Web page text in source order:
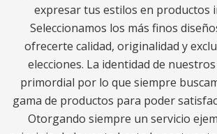
expresar tus estilos en productos
Seleccionamos los más finos
ofrecerte calidad, originalidad y
elecciones. La identidad de
primordial por lo que siempre
gama de productos para poder
Otorgando siempre un servicio